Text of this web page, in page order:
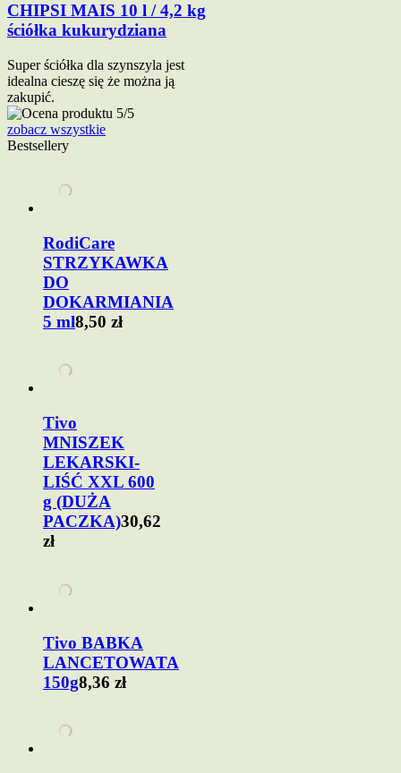
CHIPSI MAIS 10 l / 4,2 kg
ściółka kukurydziana
Super ściółka dla szynszyla jest
idealna cieszę się że można ją
zakupić.
zobacz wszystkie
Bestsellery
RodiCare
STRZYKAWKA
DO
DOKARMIANIA
5 ml8,50 zł
Tivo
MNISZEK
LEKARSKI-
LIŚĆ XXL 600
g (DUŻA
PACZKA)30,62
zł
Tivo BABKA
LANCETOWATA
150g8,36 zł